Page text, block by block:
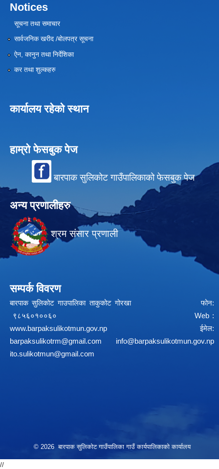
Notices
सूचना तथा समाचार
सार्वजनिक खरीद /बोलपत्र सूचना
ऐन, कानुन तथा निर्देशिका
कर तथा शुल्कहरु
कार्यालय रहेको स्थान
हाम्रो फेसबुक पेज
बारपाक सुलिकोट गाउँपालिकाको फेसबुक पेज
अन्य प्रणालीहरु
श्रम संसार प्रणाली
सम्पर्क विवरण
बारपाक सुलिकोट गाउपालिका ताकुकोट गोरखा फोन:
९८५६०१००६० Web :
www.barpaksulikotmun.gov.np
ईमेल:
barpaksulikotrm@gmail.com
info@barpaksulikotmun.gov.np
ito.sulikotmun@gmail.com
© 2026 बारपाक सुलिकोट गाउँपालिका गाउँ कार्यपालिकाको कार्यालय
//